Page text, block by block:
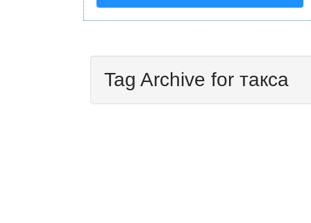
Tag Archive for такса